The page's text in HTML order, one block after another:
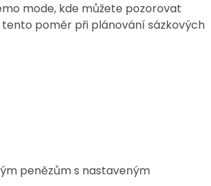
mode, kde můžete pozorovat
tento poměr při plánování sázkových
penězům s nastaveným